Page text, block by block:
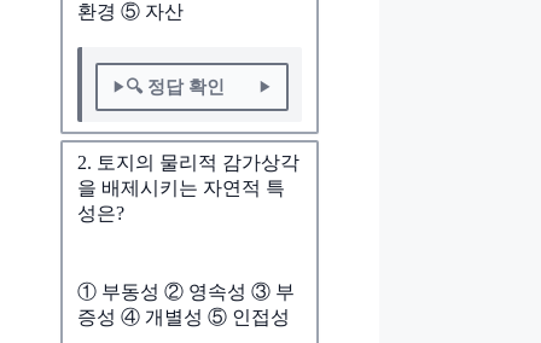
환경 ⑤ 자산
🔍 정답 확인
2. 토지의 물리적 감가상각
을 배제시키는 자연적 특
성은?
① 부동성 ② 영속성 ③ 부
증성 ④ 개별성 ⑤ 인접성